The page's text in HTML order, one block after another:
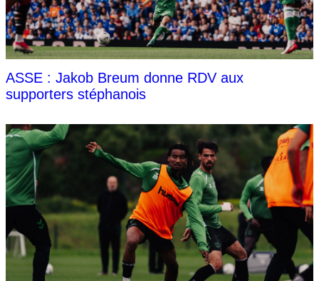
ASSE : Jakob Breum donne RDV aux
supporters stéphanois